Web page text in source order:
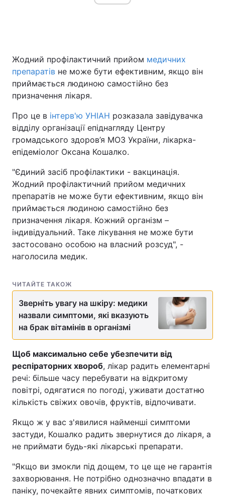
Жодний профілактичний прийом медичних
препаратів не може бути ефективним, якщо він
приймається людиною самостійно без
призначення лікаря.
Про це в інтерв'ю УНІАН розказала завідувачка
відділу організації епіднагляду Центру
громадського здоров’я МОЗ України, лікарка-
епідеміолог Оксана Кошалко.
"Єдиний засіб профілактики - вакцинація.
Жодний профілактичний прийом медичних
препаратів не може бути ефективним, якщо він
приймається людиною самостійно без
призначення лікаря. Кожний організм –
індивідуальний. Таке лікування не може бути
застосовано особою на власний розсуд", -
наголосила медик.
ЧИТАЙТЕ ТАКОЖ
Зверніть увагу на шкіру: медики
назвали симптоми, які вказують
на брак вітамінів в організмі
Щоб максимально себе убезпечити від
респіраторних хвороб, лікар радить елементарні
речі: більше часу перебувати на відкритому
повітрі, одягатися по погоді, уживати достатню
кількість свіжих овочів, фруктів, відпочивати.
Якщо ж у вас з'явилися найменші симптоми
застуди, Кошалко радить звернутися до лікаря, а
не приймати будь-які лікарські препарати.
"Якщо ви змокли під дощем, то це ще не гарантія
захворювання. Не потрібно однозначно впадати в
паніку, почекайте явних симптомів, початкових